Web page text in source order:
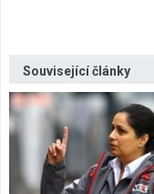
Související články